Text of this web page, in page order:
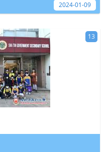
2024-01-09
13